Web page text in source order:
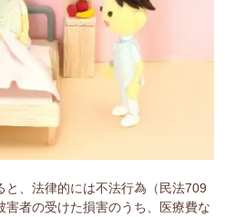
、法律的には不法行為（民法709
者の受けた損害のうち、医療費な